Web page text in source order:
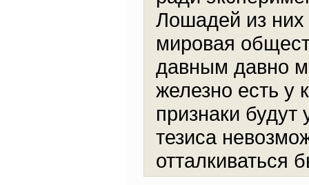
Лошадей из
мировая
давным давно
железно есть у
признаки будут
тезиса
отталкиваться